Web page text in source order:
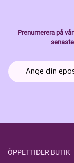
Prenumerera på
ÖPPETTIDER BUTIK